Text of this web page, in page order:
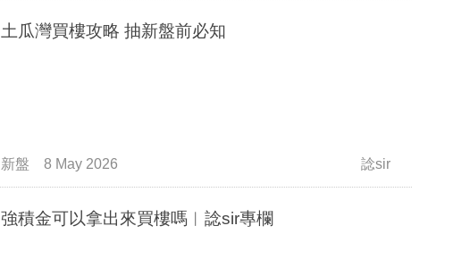
土瓜灣買樓攻略 抽新盤前必知
新盤 8 May 2026 諗sir
強積金可以拿出來買樓嗎︳諗sir專欄